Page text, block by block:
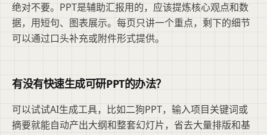
绝对不要。PPT是辅助汇报用的，应该提炼核心观点和数
据，用短句、图表展示。每页只讲一个重点，剩下的细节
可以通过口头补充或附件形式提供。
有没有快速生成可研PPT的办法？
可以试试AI生成工具，比如二狗PPT，输入项目关键词或
摘要就能自动产出大纲和整套幻灯片，省去大量排版和基